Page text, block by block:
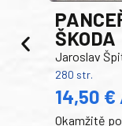
ŠKODA
Jaroslav
280 str.
14,50
Okamžitě